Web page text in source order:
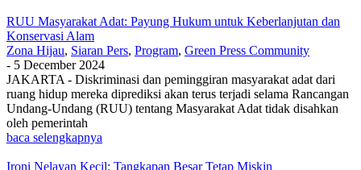
RUU Masyarakat Adat: Payung Hukum untuk Keberlanjutan dan
Konservasi Alam
Zona Hijau, Siaran Pers, Program, Green Press Community
- 5 December 2024
JAKARTA - Diskriminasi dan peminggiran masyarakat adat dari
ruang hidup mereka diprediksi akan terus terjadi selama Rancangan
Undang-Undang (RUU) tentang Masyarakat Adat tidak disahkan
oleh pemerintah
baca selengkapnya
Ironi Nelayan Kecil: Tangkapan Besar Tetap Miskin